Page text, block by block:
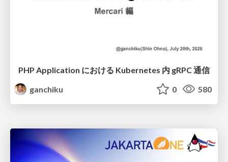
PHP Application における Kubernetes 内 gRPC 通信
ganchiku
0 580